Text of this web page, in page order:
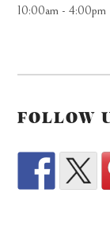
10:00am - 4:00pm
FOLLOW